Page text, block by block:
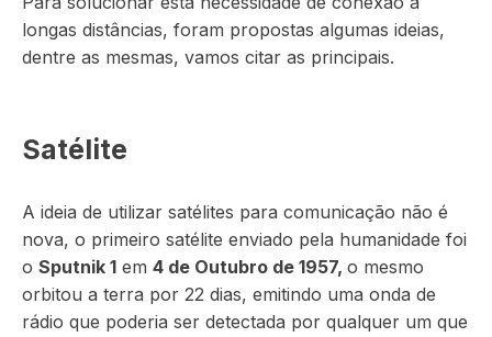
longas distâncias, foram propostas algumas ideias,
dentre as mesmas, vamos citar as principais.
Satélite
A ideia de utilizar satélites para comunicação não é
nova, o primeiro satélite enviado pela humanidade foi
o Sputnik 1 em 4 de Outubro de 1957, o mesmo
orbitou a terra por 22 dias, emitindo uma onda de
rádio que poderia ser detectada por qualquer um que